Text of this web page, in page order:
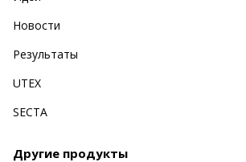
Новости
Результаты
UTEX
SECTA
Другие продукты